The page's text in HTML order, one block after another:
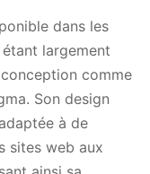
dans les
étant largement
comme
Son design
à de
sites web aux